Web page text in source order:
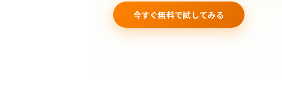
今すぐ無料で試してみる